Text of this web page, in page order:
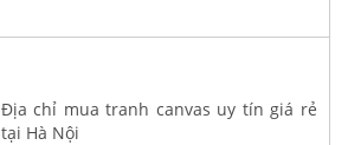
Địa chỉ mua tranh canvas uy tín giá rẻ
tại Hà Nội